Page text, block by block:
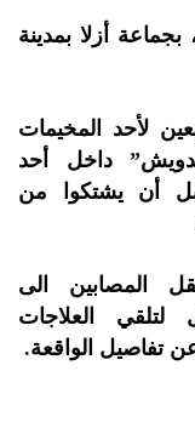
بجماعة أزلا بمدينة
لأحد المخيمات
داخل أحد
قبل أن يشتكوا من
المصابين الى
لتلقي العلاجات
تفاصيل الواقعة.